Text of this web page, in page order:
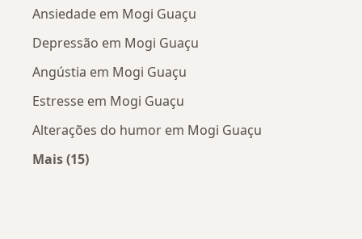
Ansiedade em Mogi Guaçu
Depressão em Mogi Guaçu
Angústia em Mogi Guaçu
Estresse em Mogi Guaçu
Alterações do humor em Mogi Guaçu
Mais (15)